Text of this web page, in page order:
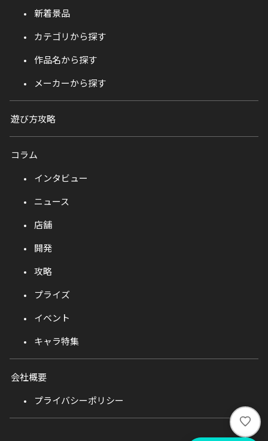
い
い
新着景品
カテゴリから探す
作品名から探す
メーカーから探す
遊び方攻略
コラム
インタビュー
ニュース
店舗
開発
攻略
プライズ
イベント
キャラ特集
会社概要
プライバシーポリシー